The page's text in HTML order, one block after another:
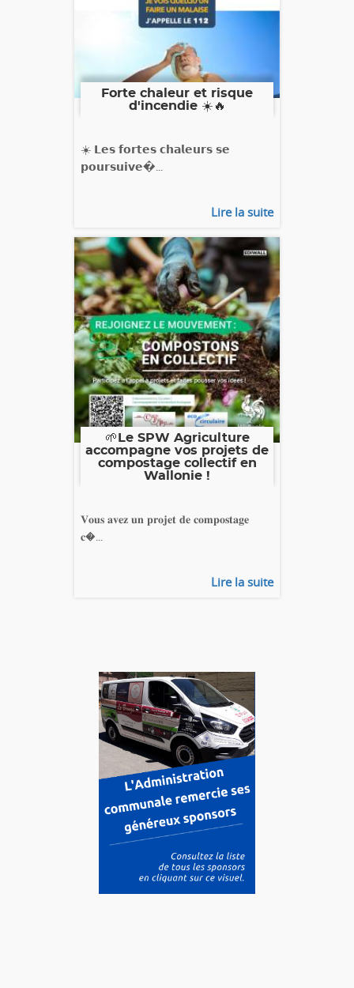
Forte chaleur et risque
d'incendie ☀️🔥
☀️ 𝗟𝗲𝘀 𝗳𝗼𝗿𝘁𝗲𝘀 𝗰𝗵𝗮𝗹𝗲𝘂𝗿𝘀 𝘀𝗲
𝗽𝗼𝘂𝗿𝘀𝘂𝗶𝘃𝗲�...
Lire la suite
🌱Le SPW Agriculture
accompagne vos projets de
compostage collectif en
Wallonie !
𝐕𝐨𝐮𝐬 𝐚𝐯𝐞𝐳 𝐮𝐧 𝐩𝐫𝐨𝐣𝐞𝐭 𝐝𝐞 𝐜𝐨𝐦𝐩𝐨𝐬𝐭𝐚𝐠𝐞
𝐜�...
Lire la suite